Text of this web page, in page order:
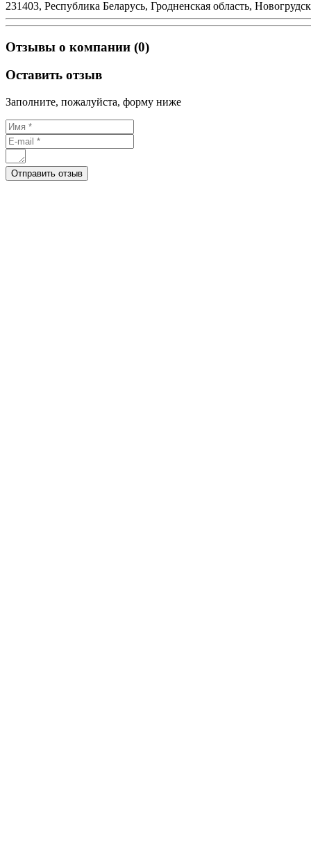
231403, Республика Беларусь, Гродненская область,
Отзывы о компании (0)
Оставить отзыв
Заполните, пожалуйста, форму ниже